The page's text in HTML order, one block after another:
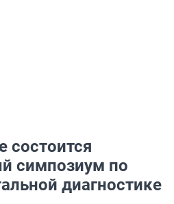
состоится
симпозиум по
диагностике